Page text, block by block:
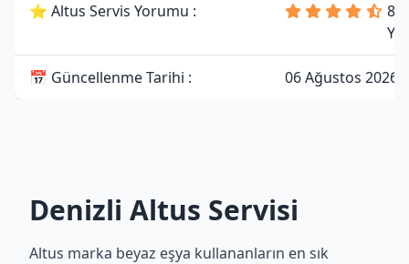
⭐ Altus Servis Yorumu :
81
📅 Güncellenme Tarihi : 06 Ağustos 2026
Denizli Altus Servisi
Altus marka beyaz eşya kullananların en sık